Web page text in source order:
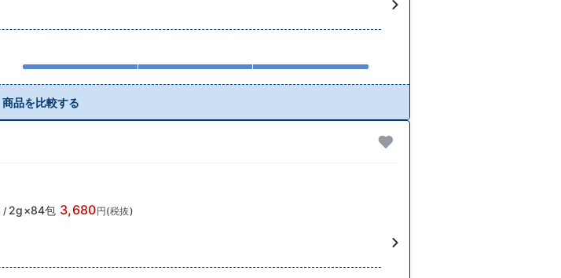
商品を比較する
/ 2g×84包 3,680円(税抜)